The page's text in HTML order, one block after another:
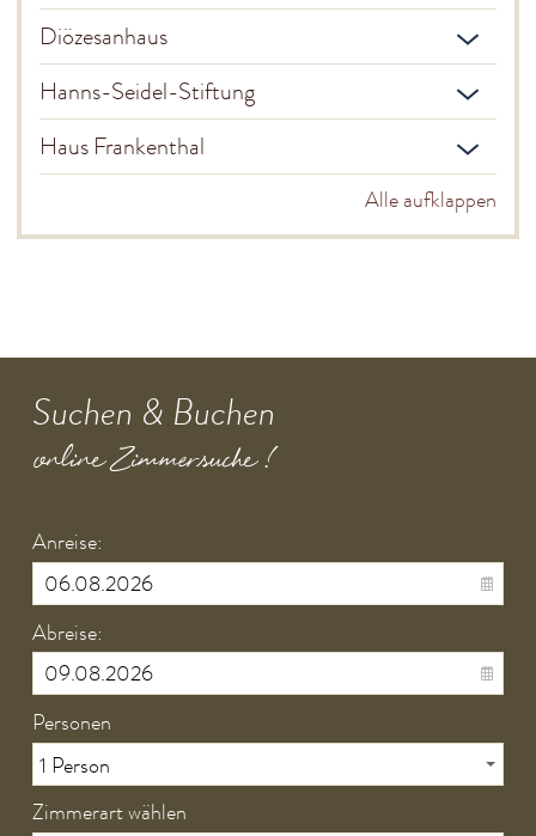
Adam Riese Kinderhort
Spielplätze
Scooteranlage
Gesundheit
Sonstiges
Service & Infos
Diözesanhaus
Hanns-Seidel-Stiftung
Haus Frankenthal
Alle aufklappen
Suchen & Buchen
online Zimmersuche !
Anreise:
Abreise:
Personen
Zimmerart wählen